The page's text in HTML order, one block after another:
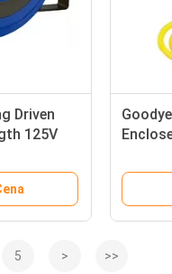
Driven
125V
5 > >>